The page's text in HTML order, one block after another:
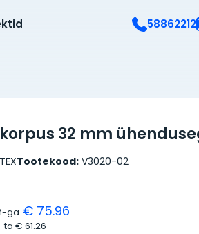
58862212
korpus 32 mm
Tootekood:V3020-02
ga € 75.96
ta € 61.26